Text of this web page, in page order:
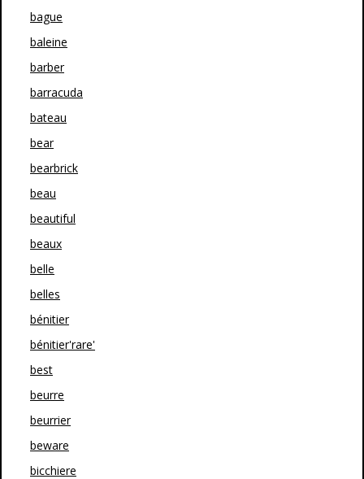
bague
baleine
barber
barracuda
bateau
bear
bearbrick
beau
beautiful
beaux
belle
belles
bénitier
bénitier'rare'
best
beurre
beurrier
beware
bicchiere